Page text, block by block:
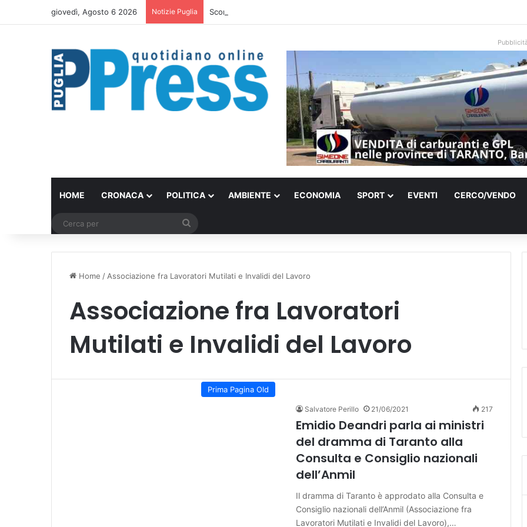
giovedì, Agosto 6 2026 Notizie Puglia Scontro in bici elettrica a Francavilla Fontana, due 15enni ricoverati in gravi condizioni
HOME CRONACA POLITICA AMBIENTE ECONOMIA SPORT EVENTI CERCO/VENDO
Home /Associazione fra Lavoratori Mutilati e Invalidi del Lavoro
Associazione fra Lavoratori
Mutilati e Invalidi del Lavoro
Prima Pagina Old
Salvatore Perillo 21/06/2021 217
Emidio Deandri parla ai ministri
del dramma di Taranto alla
Consulta e Consiglio nazionali
dell’Anmil
Il dramma di Taranto è approdato alla Consulta e
Consiglio nazionali dell’Anmil (Associazione fra
Lavoratori Mutilati e Invalidi del Lavoro),…